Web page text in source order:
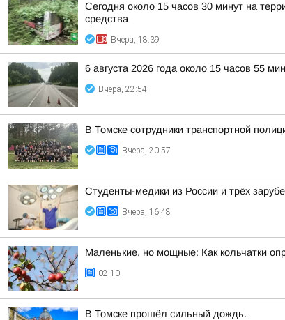
Сегодня около 15 часов 30 минут на
средства
Вчера, 18:39
6 августа 2026 года около 15 часов 55
Вчера, 22:54
В Томске сотрудники транспортной
Вчера, 20:57
Студенты-медики из России и трёх
Вчера, 16:48
Маленькие, но мощные: Как кольчатки
02:10
В Томске прошёл сильный дождь.